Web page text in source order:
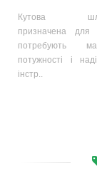
Кутова
призначена для
потребують
потужності і
інстр..